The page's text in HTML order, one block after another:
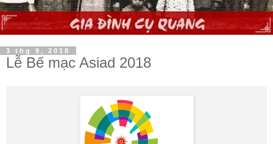
3 thg 9, 2018
Lễ Bế mạc Asiad 2018